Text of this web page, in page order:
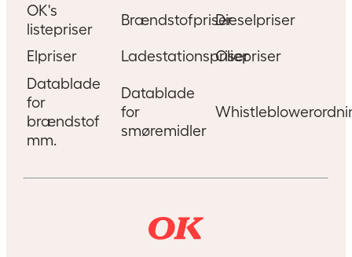
OK's
listepriser
BrændstofpriserDieselpriser
Elpriser LadestationspriserOliepriser
Datablade
for
brændstof
mm.
Datablade
for
smøremidler